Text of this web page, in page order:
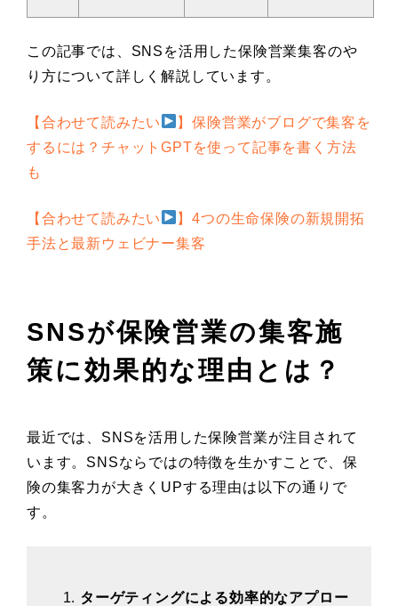
この記事では、SNSを活用した保険営業集客のや
り方について詳しく解説しています。
【合わせて読みたい
】保険営業がブログで集客を
するには？チャットGPTを使って記事を書く方法
も
【合わせて読みたい
】4つの生命保険の新規開拓
手法と最新ウェビナー集客
SNSが保険営業の集客施
策に効果的な理由とは？
最近では、SNSを活用した保険営業が注目されて
います。SNSならではの特徴を生かすことで、保
険の集客力が大きくUPする理由は以下の通りで
す。
ターゲティングによる効率的なアプロー